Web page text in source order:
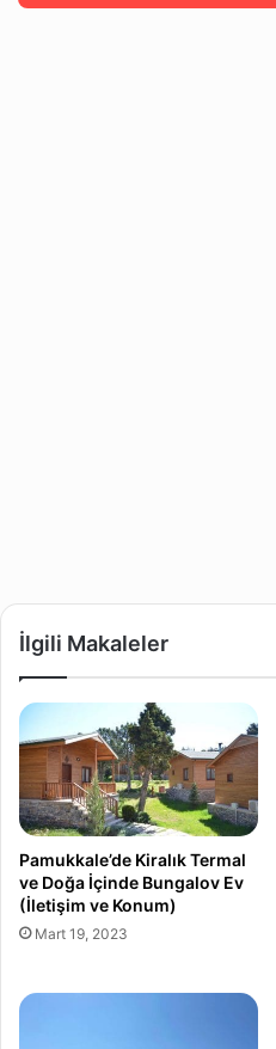
İlgili Makaleler
Pamukkale’de Kiralık Termal
ve Doğa İçinde Bungalov Ev
(İletişim ve Konum)
Mart 19, 2023